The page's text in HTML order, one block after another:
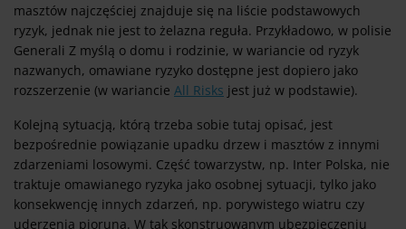
masztów najczęściej znajduje się na liście podstawowych
ryzyk, jednak nie jest to żelazna reguła. Przykładowo, w polisie
Generali Z myślą o domu i rodzinie, w wariancie od ryzyk
nazwanych, omawiane ryzyko dostępne jest dopiero jako
rozszerzenie (w wariancie All Risks jest już w podstawie).
Kolejną sytuacją, którą trzeba sobie tutaj opisać, jest
bezpośrednie powiązanie upadku drzew i masztów z innymi
zdarzeniami losowymi. Część towarzystw, np. Inter Polska, nie
traktuje omawianego ryzyka jako osobnej sytuacji, tylko jako
konsekwencję innych zdarzeń, np. porywistego wiatru czy
uderzenia pioruna. W tak skonstruowanym ubezpieczeniu